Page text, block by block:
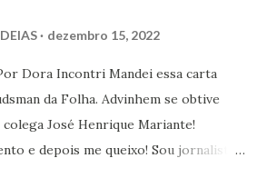
dezembro 15, 2022
Dora Incontri Mandei essa carta
da Folha. Advinhem se obtive
José Henrique Mariante!
e depois me queixo! Sou jornalista,